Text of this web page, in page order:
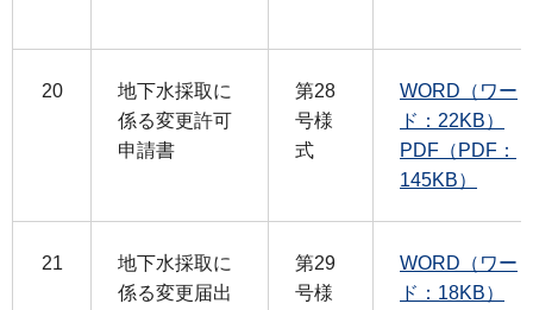
20
地下水採取に
係る変更許可
申請書
第28
号様
式
WORD（ワー
ド：22KB）
PDF（PDF：
145KB）
21
地下水採取に
係る変更届出
第29
号様
WORD（ワー
ド：18KB）